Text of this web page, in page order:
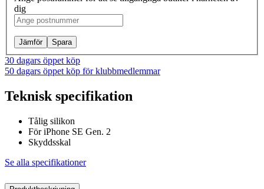
dig
Jämför Spara
30 dagars öppet köp
50 dagars öppet köp för klubbmedlemmar
Teknisk specifikation
Tålig silikon
För iPhone SE Gen. 2
Skyddsskal
Se alla specifikationer